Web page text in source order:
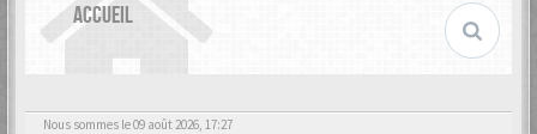
ACCUEIL
Nous sommes le 09 août 2026, 17:27